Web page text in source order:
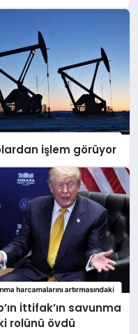
işlem görüyor
İttifak’ın savunma
rolünü övdü